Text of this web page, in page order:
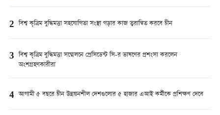
2 বিশ্ব কৃত্রিম বুদ্ধিমত্তা সহযোগিতা সংস্থা গড়ার কাজ ত্বরান্বিত করবে চীন
3 বিশ্ব কৃত্রিম বুদ্ধিমত্তা সম্মেলনে প্রেসিডেন্ট সি-র ভাষণের প্রশংসা করলেন
অংশগ্রহণকারীরা
4 আগামী ৫ বছরে চীন উন্নয়নশীল দেশগুলোর ৫ হাজার এআই কর্মীকে প্রশিক্ষণ দেবে